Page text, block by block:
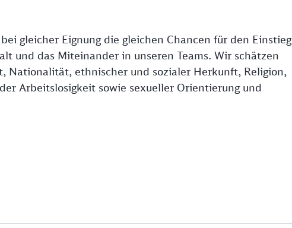
gleicher Eignung die gleichen Chancen für den Einstieg
und das Miteinander in unseren Teams. Wir schätzen
Nationalität, ethnischer und sozialer Herkunft, Religion,
Arbeitslosigkeit sowie sexueller Orientierung und